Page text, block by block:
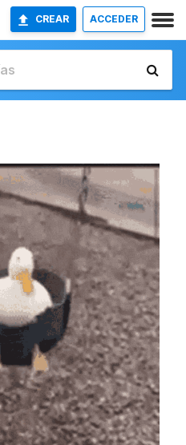
CREAR ACCEDER